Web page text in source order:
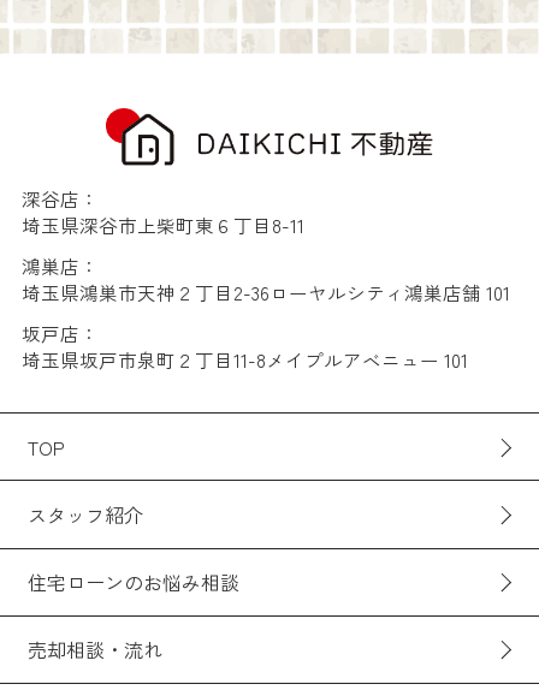
深谷店：
埼玉県深谷市上柴町東６丁目8-11
鴻巣店：
埼玉県鴻巣市天神２丁目2-36ローヤルシティ鴻巣店舗 101
坂戸店：
埼玉県坂戸市泉町２丁目11-8メイプルアベニュー 101
TOP
スタッフ紹介
住宅ローンのお悩み相談
売却相談・流れ